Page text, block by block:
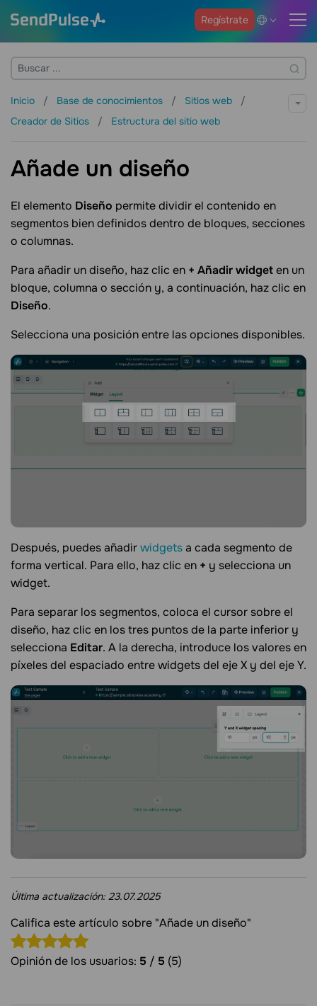
Regístrate
Inicio Base de conocimientos
Sitios web
Creador de Sitios
Estructura del sitio web
Añade un diseño
El elemento Diseño permite dividir el contenido en
segmentos bien definidos dentro de bloques, secciones
o columnas.
Para añadir un diseño, haz clic en + Añadir widgeten un
bloque, columna o sección y, a continuación, haz clic en
Diseño.
Selecciona una posición entre las opciones disponibles.
Después, puedes añadirwidgetsa cada segmento de
forma vertical. Para ello, haz clic en + y selecciona un
widget.
Para separar los segmentos, coloca el cursor sobre el
diseño, haz clic en los tres puntos de la parte inferior y
selecciona Editar. A la derecha, introduce los valores en
píxeles del espaciado entre widgets del eje X y del eje Y.
Última actualización: 23.07.2025
Califica este artículo sobre "Añade un diseño"
Opinión de los usuarios: 5 / 5 (5)